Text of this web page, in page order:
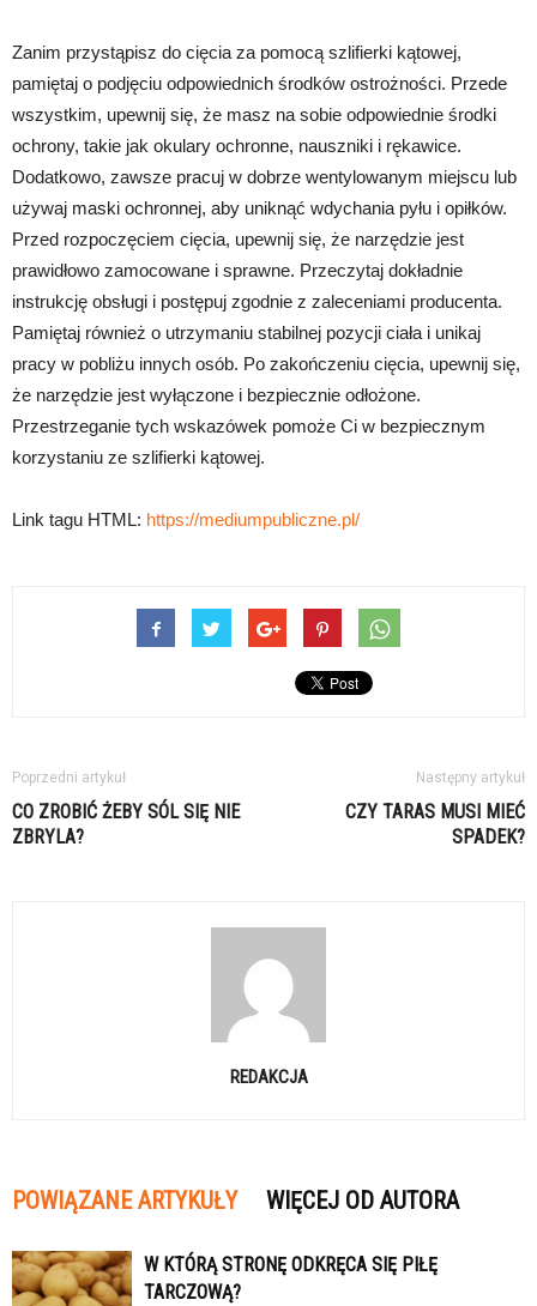
Zanim przystąpisz do cięcia za pomocą szlifierki kątowej,
pamiętaj o podjęciu odpowiednich środków ostrożności. Przede
wszystkim, upewnij się, że masz na sobie odpowiednie środki
ochrony, takie jak okulary ochronne, nauszniki i rękawice.
Dodatkowo, zawsze pracuj w dobrze wentylowanym miejscu lub
używaj maski ochronnej, aby uniknąć wdychania pyłu i opiłków.
Przed rozpoczęciem cięcia, upewnij się, że narzędzie jest
prawidłowo zamocowane i sprawne. Przeczytaj dokładnie
instrukcję obsługi i postępuj zgodnie z zaleceniami producenta.
Pamiętaj również o utrzymaniu stabilnej pozycji ciała i unikaj
pracy w pobliżu innych osób. Po zakończeniu cięcia, upewnij się,
że narzędzie jest wyłączone i bezpiecznie odłożone.
Przestrzeganie tych wskazówek pomoże Ci w bezpiecznym
korzystaniu ze szlifierki kątowej.
Link tagu HTML: https://mediumpubliczne.pl/
Poprzedni artykuł
CO ZROBIĆ ŻEBY SÓL SIĘ NIE
ZBRYLA?
Następny artykuł
CZY TARAS MUSI MIEĆ
SPADEK?
REDAKCJA
POWIĄZANE ARTYKUŁY WIĘCEJ OD AUTORA
W KTÓRĄ STRONĘ ODKRĘCA SIĘ PIŁĘ
TARCZOWĄ?